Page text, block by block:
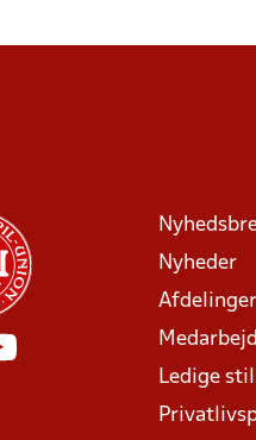
Nyheder
Afdelinger
Ledige